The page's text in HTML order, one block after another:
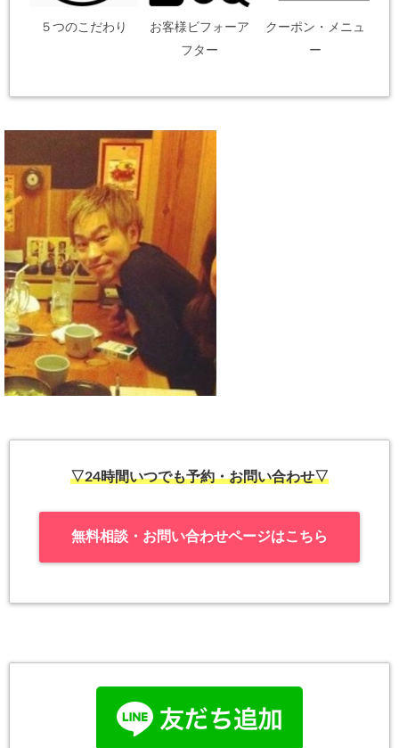
５つのこだわり
お客様ビフォーア
フター
クーポン・メニュ
ー
▽24時間いつでも予約・お問い合わせ▽
無料相談・お問い合わせページはこちら